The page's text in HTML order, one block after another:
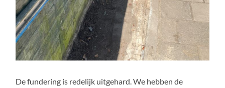
De fundering is redelijk uitgehard. We hebben de